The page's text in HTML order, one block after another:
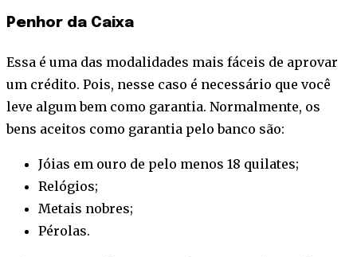
Penhor da Caixa
Essa é uma das modalidades mais fáceis de aprovar
um crédito. Pois, nesse caso é necessário que você
leve algum bem como garantia. Normalmente, os
bens aceitos como garantia pelo banco são:
Jóias em ouro de pelo menos 18 quilates;
Relógios;
Metais nobres;
Pérolas.